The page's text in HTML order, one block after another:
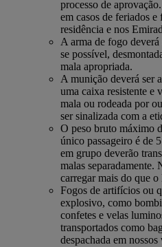
processo de
em casos de feriados e
residência e nos
A arma de fogo deverá
se possível,
mala apropriada.
A munição deverá ser
uma caixa resistente e
mala ou rodeada por
ser sinalizada com a
O peso bruto máximo
único passageiro é de
em grupo deverão
malas separadamente.
carregar mais do que
Fogos de artifícios ou
explosivo, como
confetes e velas
transportados como
despachada em nossos